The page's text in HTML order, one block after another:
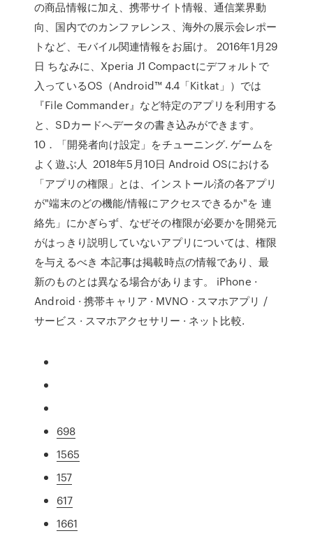
の商品情報に加え、携帯サイト情報、通信業界動
向、国内でのカンファレンス、海外の展示会レポー
トなど、モバイル関連情報をお届け。 2016年1月29
日 ちなみに、Xperia J1 Compactにデフォルトで
入っているOS（Android™ 4.4「Kitkat」）では
『File Commander』など特定のアプリを利用する
と、SDカードへデータの書き込みができます。
10．「開発者向け設定」をチューニング. ゲームを
よく遊ぶ人 2018年5月10日 Android OSにおける
「アプリの権限」とは、インストール済の各アプリ
が"端末のどの機能/情報にアクセスできるか"を 連
絡先」にかぎらず、なぜその権限が必要かを開発元
がはっきり説明していないアプリについては、権限
を与えるべき 本記事は掲載時点の情報であり、最
新のものとは異なる場合があります。 iPhone ·
Android · 携帯キャリア · MVNO · スマホアプリ /
サービス · スマホアクセサリー · ネット比較.
698
1565
157
617
1661